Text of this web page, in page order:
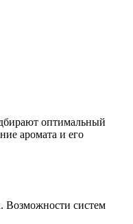
оптимальный
аромата и его
Возможности систем